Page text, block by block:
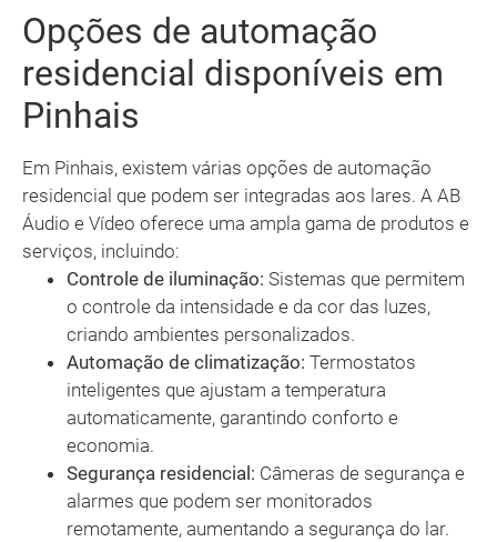
Opções de automação
residencial disponíveis em
Pinhais
Em Pinhais, existem várias opções de automação
residencial que podem ser integradas aos lares. A AB
Áudio e Vídeo oferece uma ampla gama de produtos e
serviços, incluindo:
Controle de iluminação: Sistemas que permitem
o controle da intensidade e da cor das luzes,
criando ambientes personalizados.
Automação de climatização: Termostatos
inteligentes que ajustam a temperatura
automaticamente, garantindo conforto e
economia.
Segurança residencial: Câmeras de segurança e
alarmes que podem ser monitorados
remotamente, aumentando a segurança do lar.